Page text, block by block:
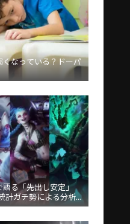
なっている？ドーパ
る「先出し安定」
計ガチ勢による分析が